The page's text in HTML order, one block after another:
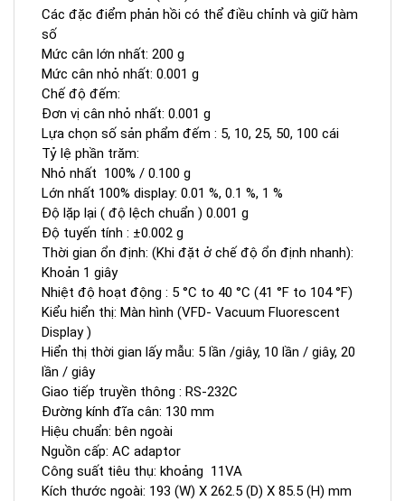
Các đặc điểm phản hồi có thể điều chỉnh và giữ hàm
số
Mức cân lớn nhất: 200 g
Mức cân nhỏ nhất: 0.001 g
Chế độ đếm:
Đơn vị cân nhỏ nhất: 0.001 g
Lựa chọn số sản phẩm đếm : 5, 10, 25, 50, 100 cái
Tỷ lệ phần trăm:
Nhỏ nhất 100% / 0.100 g
Lớn nhất 100% display: 0.01 %, 0.1 %, 1 %
Độ lặp lại ( độ lệch chuẩn ) 0.001 g
Độ tuyến tính : ±0.002 g
Thời gian ổn định: (Khi đặt ở chế độ ổn định nhanh):
Khoản 1 giây
Nhiệt độ hoạt động : 5 °C to 40 °C (41 °F to 104 °F)
Kiểu hiển thị: Màn hình (VFD- Vacuum Fluorescent
Display )
Hiển thị thời gian lấy mẫu: 5 lần /giây, 10 lần / giây, 20
lần / giây
Giao tiếp truyền thông : RS-232C
Đường kính đĩa cân: 130 mm
Hiệu chuẩn: bên ngoài
Nguồn cấp: AC adaptor
Công suất tiêu thụ: khoảng 11VA
Kích thước ngoài: 193 (W) X 262.5 (D) X 85.5 (H) mm